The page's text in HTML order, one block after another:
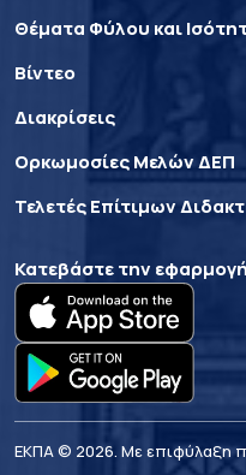
Θέματα Φύλου και
Βίντεο
Διακρίσεις
Ορκωμοσίες Μελών ΔΕΠ
Τελετές Επίτιμων
Κατεβάστε την
ΕΚΠΑ © 2026. Με επιφύλαξη